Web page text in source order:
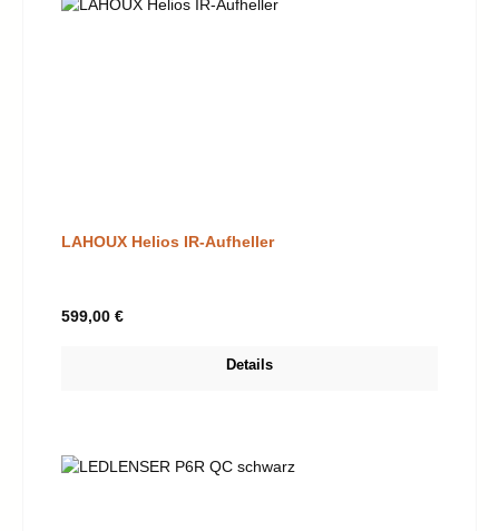
LAHOUX Helios IR-Aufheller
Regulärer Preis:
599,00 €
Details